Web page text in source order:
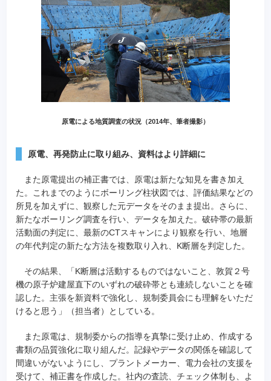
原電による地質調査の状況（2014年、筆者撮影）
原電、再発防止に取り組み、資料はより詳細に
また原電提出の補正書では、原電は新たな知見を書き加え
た。これまでのようにボーリング柱状図では、評価結果などの
所見を加えずに、観察した元データをそのまま提出。さらに、
新たなボーリング調査を行い、データを加えた。破砕帯の最新
活動面の判定に、最新のCTスキャンにより観察を行い、地層
の年代判定の新たな方法を複数取り入れ、K断層を判定した。
その結果、「K断層は活動するものではないこと、敦賀２号
機の原子炉建屋直下のいずれの破砕帯とも連続しないことを確
認した。主張を新資料で強化し、規制委員会にも理解をいただ
けると思う」（担当者）としている。
また原電は、規制委からの指導を真摯に受け止め、作成する
書類の品質強化に取り組んだ。記録やデータの関係を確認して
間違いがないようにし、プラントメーカー、電力会社の支援を
受けて、補正書を作成した。社内の査読、チェック体制も、よ